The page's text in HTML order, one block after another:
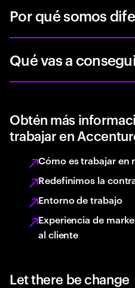
Por qué somos
Qué vas a
Obtén más
trabajar en
Cómo es trabajar en
Redefinimos la
Entorno de trabajo
Experiencia de
al cliente
Let there be change